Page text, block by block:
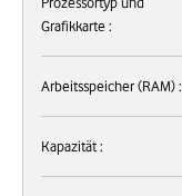
Grafikkarte :
Arbeitsspeicher (RAM) :
Kapazität :